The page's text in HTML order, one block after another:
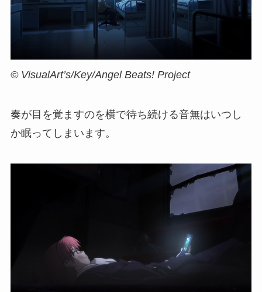
© VisualArt’s/Key/Angel Beats! Project
奏が目を覚ますのを横で待ち続ける音無はいつし
か眠ってしまいます。